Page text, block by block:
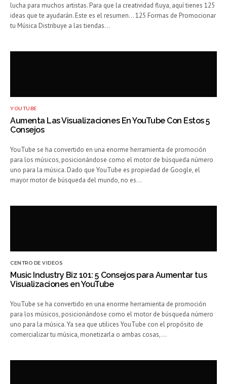
lucha para muchos artistas. Para que la creatividad fluya, aquí tienes 125
ideas que te ayudarán. Este es el resumen… 125 Formas de Promocionar
tu Música Distribuye a las tiendas…
YOUTUBE
Aumenta Las Visualizaciones En YouTube Con Estos 5
Consejos
YouTube se ha convertido en una enorme herramienta de promoción
para los músicos, posicionándose como el motor de búsqueda número
uno para la música. Dado que YouTube es propiedad de Google, el
mayor motor de búsqueda del mundo, no es…
CENTRO DE VIDEOS
Music Industry Biz 101: 5 Consejos para Aumentar tus
Visualizaciones en YouTube
YouTube se ha convertido en una enorme herramienta de promoción
para los músicos, posicionándose como el motor de búsqueda número
uno para la música. Ya sea que utilices YouTube con el propósito de
comercializar tu música, monetizarla o ambas cosas,…